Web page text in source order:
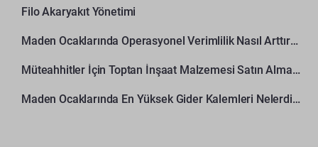
Filo Akaryakıt Yönetimi
Maden Ocaklarında Operasyonel Verimlilik Nasıl Arttırılır?
Müteahhitler İçin Toptan İnşaat Malzemesi Satın Alma Rehberi
Maden Ocaklarında En Yüksek Gider Kalemleri Nelerdir?